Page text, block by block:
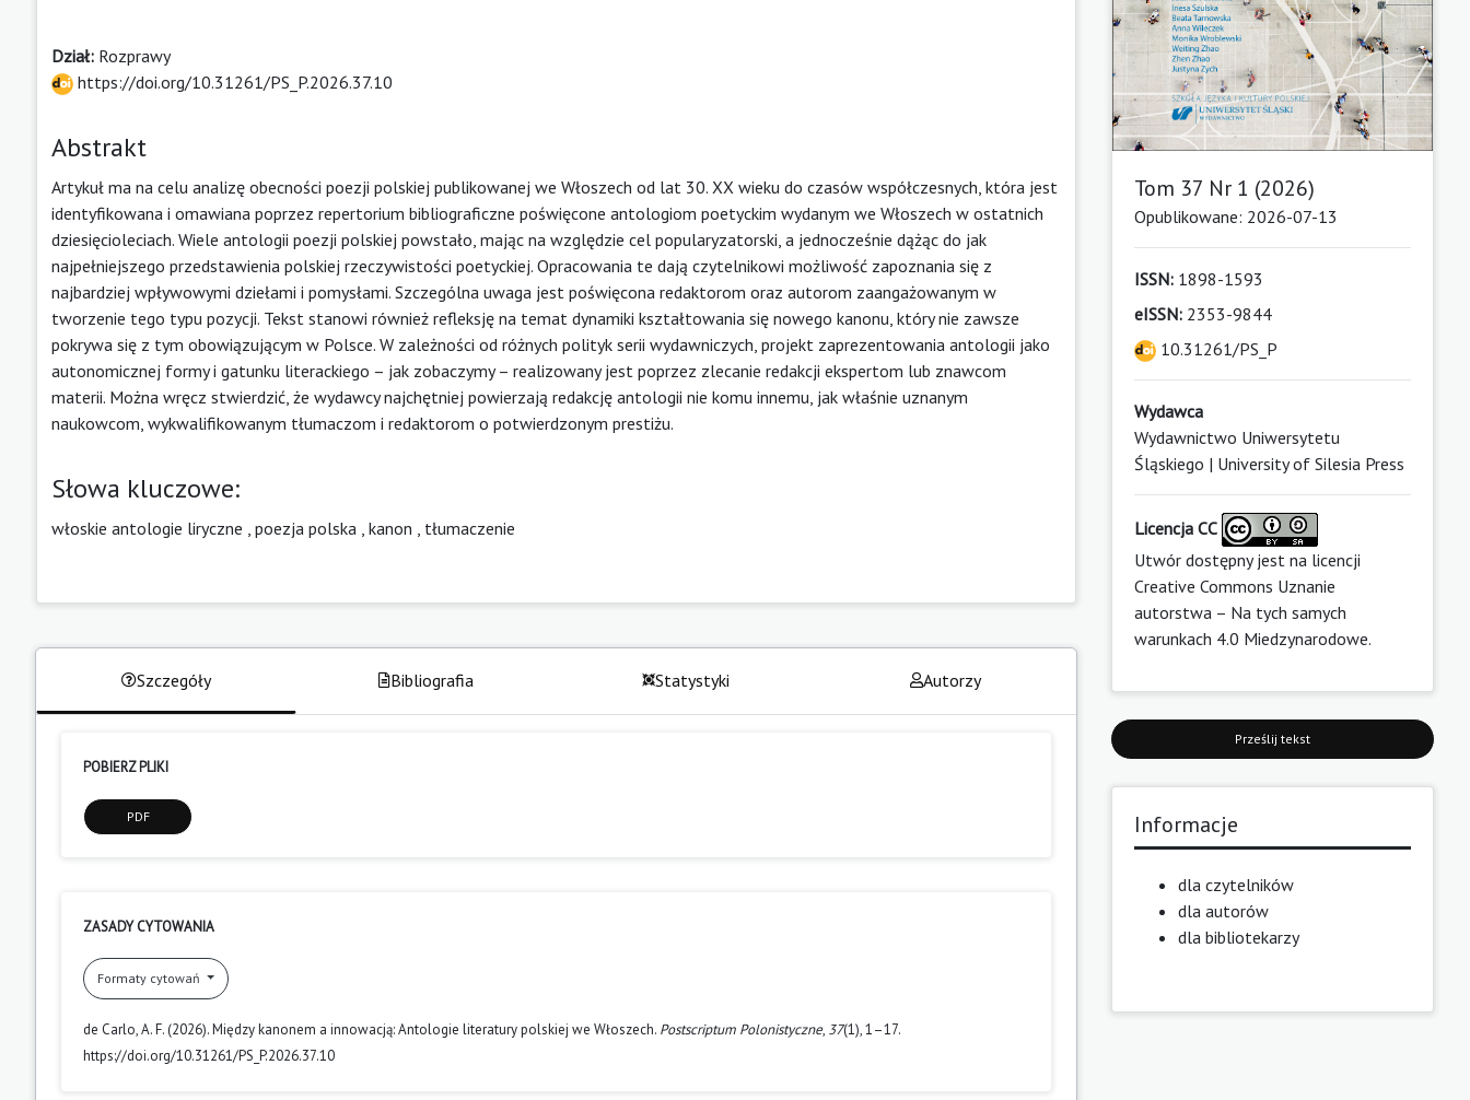
Dział: Rozprawy
https://doi.org/10.31261/PS_P.2026.37.10
Abstrakt
Artykuł ma na celu analizę obecności poezji polskiej publikowanej we Włoszech od lat 30. XX wieku do czasów współczesnych, która jest
identyfikowana i omawiana poprzez repertorium bibliograficzne poświęcone antologiom poetyckim wydanym we Włoszech w ostatnich
dziesięcioleciach. Wiele antologii poezji polskiej powstało, mając na względzie cel popularyzatorski, a jednocześnie dążąc do jak
najpełniejszego przedstawienia polskiej rzeczywistości poetyckiej. Opracowania te dają czytelnikowi możliwość zapoznania się z
najbardziej wpływowymi dziełami i pomysłami. Szczególna uwaga jest poświęcona redaktorom oraz autorom zaangażowanym w
tworzenie tego typu pozycji. Tekst stanowi również refleksję na temat dynamiki kształtowania się nowego kanonu, który nie zawsze
pokrywa się z tym obowiązującym w Polsce. W zależności od różnych polityk serii wydawniczych, projekt zaprezentowania antologii jako
autonomicznej formy i gatunku literackiego – jak zobaczymy – realizowany jest poprzez zlecanie redakcji ekspertom lub znawcom
materii. Można wręcz stwierdzić, że wydawcy najchętniej powierzają redakcję antologii nie komu innemu, jak właśnie uznanym
naukowcom, wykwalifikowanym tłumaczom i redaktorom o potwierdzonym prestiżu.
Słowa kluczowe:
włoskie antologie liryczne poezja polska kanon tłumaczenie
Szczegóły Bibliografia Statystyki Autorzy
POBIERZ PLIKI
PDF
ZASADY CYTOWANIA
Formaty cytowań
de Carlo, A. F. (2026). Między kanonem a innowacją: Antologie literatury polskiej we Włoszech. Postscriptum Polonistyczne, 37(1), 1–17.
https://doi.org/10.31261/PS_P.2026.37.10
Tom 37 Nr 1 (2026)
Opublikowane: 2026-07-13
ISSN:1898-1593
eISSN:2353-9844
10.31261/PS_P
Wydawca
Wydawnictwo Uniwersytetu
Śląskiego | University of Silesia Press
Licencja CC
Utwór dostępny jest na licencji
Creative Commons Uznanie
autorstwa – Na tych samych
warunkach 4.0 Miedzynarodowe.
Prześlij tekst
Informacje
dla czytelników
dla autorów
dla bibliotekarzy